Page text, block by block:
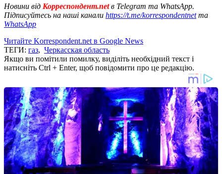
Новини від Корреспондент.netв Telegram та WhatsApp.
Підписуйтесь на наші канали https://t.me/korrespondentnetта
WhatsApp
Читайте Korrespondent.net в Google News
ТЕГИ: газ, Черкасская область
Якщо ви помітили помилку, виділіть необхідний текст і
натисніть Ctrl + Enter, щоб повідомити про це редакцію.